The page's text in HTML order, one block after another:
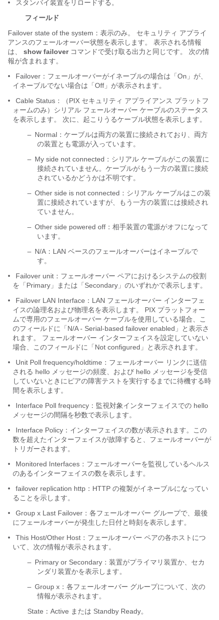
•
スタンバイ装置をリロードする。
フィールド
Failover state of the system：表示のみ。 セキュリティ アプライ
アンスのフェールオーバー状態を表示します。 表示される情報
は、
show failoverコマンドで受け取る出力と同じです。 次の情
報が含まれます。
•
Failover：フェールオーバーがイネーブルの場合は「On」が、
イネーブルでない場合は「Off」が表示されます。
•
Cable Status：（PIX セキュリティ アプライアンス プラットフ
ォームのみ）シリアル フェールオーバー ケーブルのステータス
を表示します。 次に、起こりうるケーブル状態を表示します。
– Normal：ケーブルは両方の装置に接続されており、両方
の装置とも電源が入っています。
– My side not connected：シリアル ケーブルがこの装置に
接続されていません。ケーブルがもう一方の装置に接続
されているかどうかは不明です。
– Other side is not connected：シリアル ケーブルはこの装
置に接続されていますが、もう一方の装置には接続され
ていません。
– Other side powered off：相手装置の電源がオフになって
います。
– N/A：LAN ベースのフェールオーバーはイネーブルで
す。
•
Failover unit：フェールオーバー ペアにおけるシステムの役割
を「Primary」または「Secondary」のいずれかで表示します。
•
Failover LAN Interface：LAN フェールオーバー インターフェ
イスの論理名および物理名を表示します。 PIX プラットフォー
ムで専用のフェールオーバー ケーブルを使用している場合、こ
のフィールドに「N/A - Serial-based failover enabled」と表示さ
れます。 フェールオーバー インターフェイスを設定していない
場合、このフィールドに「Not configured」と表示されます。
•
Unit Poll frequency/holdtime：フェールオーバー リンクに送信
される hello メッセージの頻度、および hello メッセージを受信
していないときにピアの障害テストを実行するまでに待機する時
間を表示します。
•
Interface Poll frequency：監視対象インターフェイスでの hello
メッセージの間隔を秒数で表示します。
•
Interface Policy：インターフェイスの数が表示されます。この
数を超えたインターフェイスが故障すると、フェールオーバーが
トリガーされます。
•
Monitored Interfaces：フェールオーバーを監視しているヘルス
のあるインターフェイスの数を表示します。
•
failover replication http：HTTP の複製がイネーブルになってい
ることを示します。
•
Group x Last Failover：各フェールオーバー グループで、最後
にフェールオーバーが発生した日付と時刻を表示します。
•
This Host/Other Host：フェールオーバー ペアの各ホストにつ
いて、次の情報が表示されます。
– Primary or Secondary：装置がプライマリ装置か、セカ
ンダリ装置かを表示します。
– Group x：各フェールオーバー グループについて、次の
情報が表示されます。
State：Active または Standby Ready。